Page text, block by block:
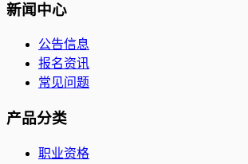
新闻中心
公告信息
报名资讯
常见问题
产品分类
职业资格